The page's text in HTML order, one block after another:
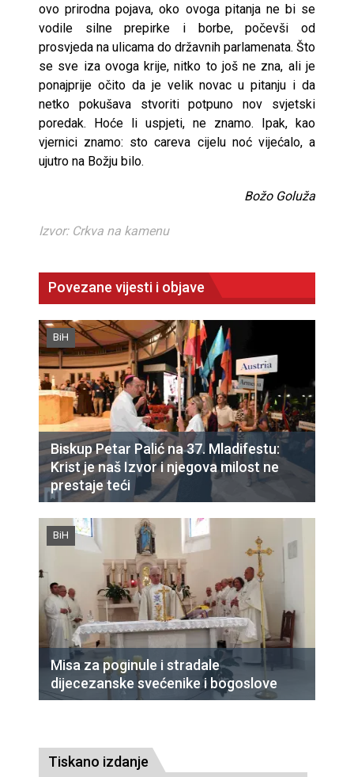
ovo prirodna pojava, oko ovoga pitanja ne bi se
vodile silne prepirke i borbe, počevši od
prosvjeda na ulicama do državnih parlamenata. Što
se sve iza ovoga krije, nitko to još ne zna, ali je
ponajprije očito da je velik novac u pitanju i da
netko pokušava stvoriti potpuno nov svjetski
poredak. Hoće li uspjeti, ne znamo. Ipak, kao
vjernici znamo: sto careva cijelu noć vijećalo, a
ujutro na Božju bilo.
Božo Goluža
Izvor: Crkva na kamenu
Povezane vijesti i objave
BiH
Biskup Petar Palić na 37. Mladifestu:
Krist je naš Izvor i njegova milost ne
prestaje teći
BiH
Misa za poginule i stradale
dijecezanske svećenike i bogoslove
Tiskano izdanje